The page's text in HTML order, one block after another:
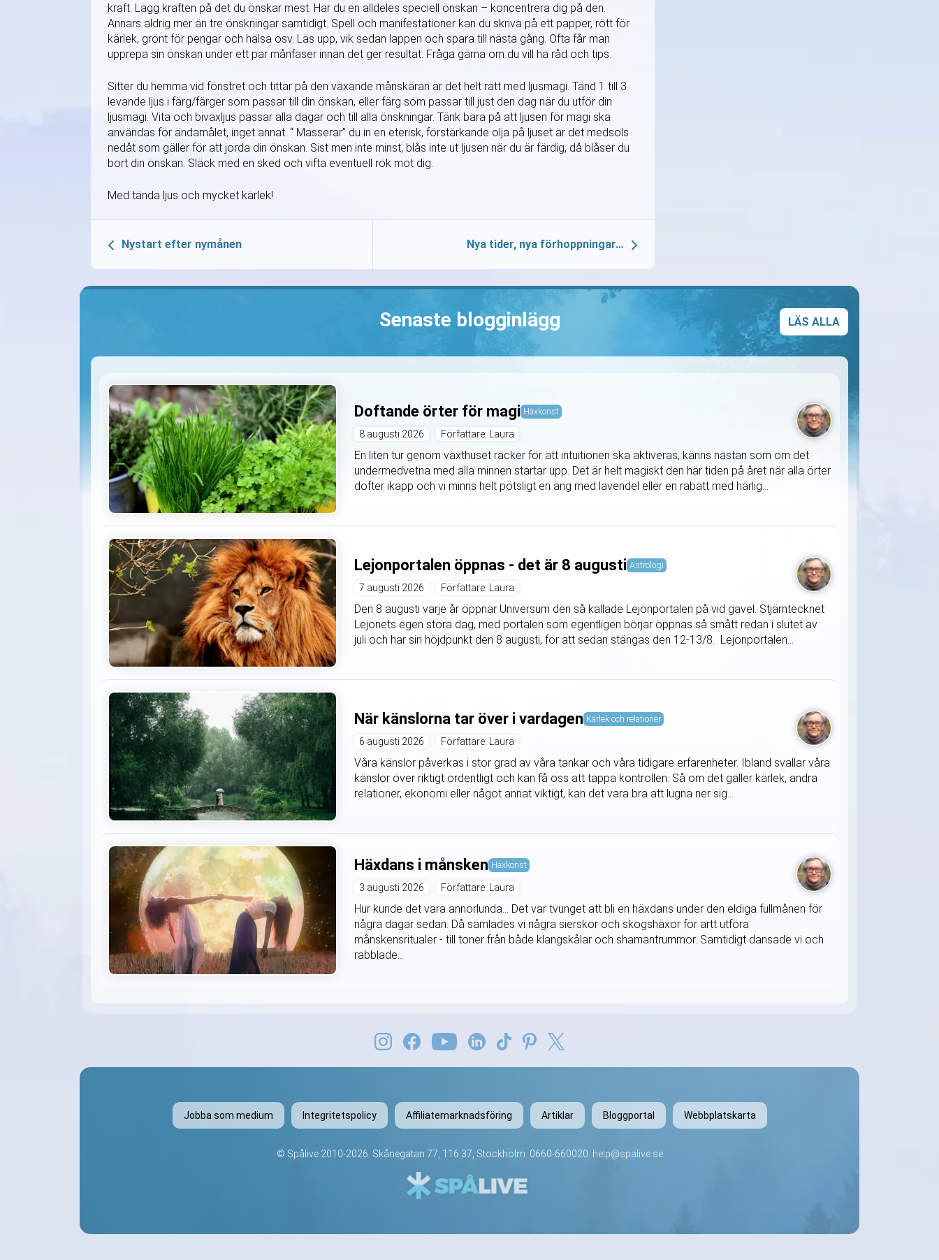
kraft. Lägg kraften på det du önskar mest. Har du en alldeles speciell önskan – koncentrera dig på den.
Annars aldrig mer än tre önskningar samtidigt. Spell och manifestationer kan du skriva på ett papper, rött för
kärlek, grönt för pengar och hälsa osv. Läs upp, vik sedan lappen och spara till nästa gång. Ofta får man
upprepa sin önskan under ett par månfaser innan det ger resultat. Fråga gärna om du vill ha råd och tips.
Sitter du hemma vid fönstret och tittar på den växande månskäran är det helt rätt med ljusmagi. Tänd 1 till 3
levande ljus i färg/färger som passar till din önskan, eller färg som passar till just den dag när du utför din
ljusmagi. Vita och bivaxljus passar alla dagar och till alla önskningar. Tänk bara på att ljusen för magi ska
användas för ändamålet, inget annat. “ Masserar” du in en eterisk, förstärkande olja på ljuset är det medsols
nedåt som gäller för att jorda din önskan. Sist men inte minst, blås inte ut ljusen när du är färdig, då blåser du
bort din önskan. Släck med en sked och vifta eventuell rök mot dig.
Med tända ljus och mycket kärlek!
Nystart efter nymånen Nya tider, nya förhoppningar…
Senaste blogginlägg LÄS ALLA
Doftande örter för magi Häxkonst
8 augusti 2026 Författare: Laura
En liten tur genom växthuset räcker för att intuitionen ska aktiveras, känns nästan som om det
undermedvetna med alla minnen startar upp. Det är helt magiskt den här tiden på året när alla örter
dofter ikapp och vi minns helt pötsligt en äng med lavendel eller en rabatt med härlig...
Lejonportalen öppnas - det är 8 augusti Astrologi
7 augusti 2026 Författare: Laura
Den 8 augusti varje år öppnar Universum den så kallade Lejonportalen på vid gavel. Stjärntecknet
Lejonets egen stora dag, med portalen som egentligen börjar öppnas så smått redan i slutet av
juli och har sin höjdpunkt den 8 augusti, för att sedan stängas den 12-13/8. Lejonportalen...
När känslorna tar över i vardagen Kärlek och relationer
6 augusti 2026 Författare: Laura
Våra känslor påverkas i stor grad av våra tankar och våra tidigare erfarenheter. Ibland svallar våra
känslor över riktigt ordentligt och kan få oss att tappa kontrollen. Så om det gäller kärlek, andra
relationer, ekonomi eller något annat viktigt, kan det vara bra att lugna ner sig...
Häxdans i månsken Häxkonst
3 augusti 2026 Författare: Laura
Hur kunde det vara annorlunda... Det var tvunget att bli en häxdans under den eldiga fullmånen för
några dagar sedan. Då samlades vi några sierskor och skogshäxor för artt utföra
månskensritualer - till toner från både klangskålar och shamantrummor. Samtidigt dansade vi och
rabblade...
Jobba som medium Integritetspolicy Affiliatemarknadsföring Artiklar Bloggportal Webbplatskarta
© Spålive2010-2026. Skånegatan 77, 116 37, Stockholm. 0660-660020 help@spalive.se